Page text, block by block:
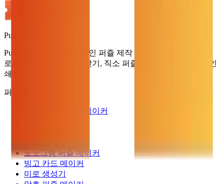
PuzzleGenio
PuzzleGenio는 무료 온라인 퍼즐 제작 도구를 제공합니다. 크
로스워드, 스도쿠, 단어찾기, 직소 퍼즐, 노노그램을 PDF로 인
쇄할 수 있습니다.
퍼즐 도구
크로스워드 퍼즐 메이커
노노그램 퍼즐 메이커
빙고 카드 메이커
미로 생성기